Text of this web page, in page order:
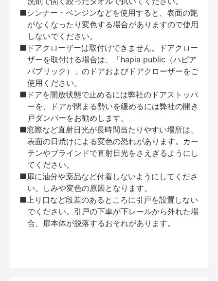
■シンナー・ベンジンなどを使用すると、表面の艶
がなくなったり変色する場合がありますので使用
しないでください。
■ドアクローザーは取付けできません。ドアクロー
ザーを取付ける場合は、「hapia public（ハピア
パブリック）」のドアおよびドアクローザーをご
使用ください。
■ドアを開放状態で止めるには弊社のドアストッパ
ーを、ドアが閉まる勢いを緩めるには弊社の開き
戸ダンパーをお勧めします。
■窓際など直射日光が長時間当たりやすい場所は、
表面の日焼けによる変色の恐れがあります。カー
テンやブラインドで直射日光をさえぎるようにし
てください。
■扉に油分や薬品など付着しないようにしてくださ
い。しみや変色の原因となります。
■上り口など段差のあるところに引戸を設置しない
でください。引戸の下車が下レールから外れた場
合、扉本体が脱落するおそれがあります。